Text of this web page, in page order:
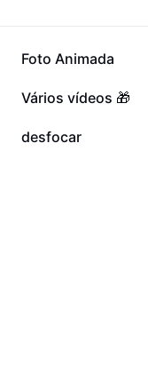
rápido
por redes sociais
d'água de vídeos
um resultado de
536,3 mil
Foto Animada
30,1 mil
Vários vídeos 🎁
6,9 mil
desfocar